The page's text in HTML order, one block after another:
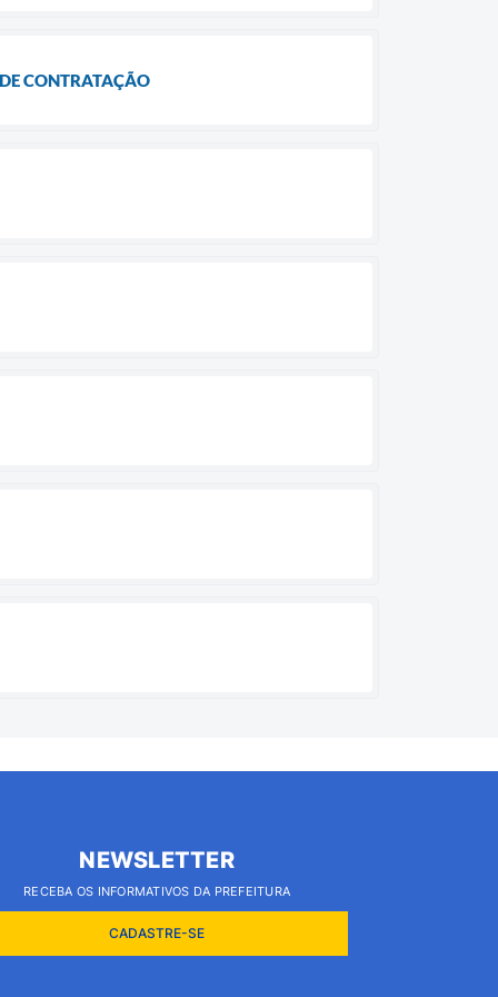
CONTRATAÇÃO
NEWSLETTER
RECEBA OS INFORMATIVOS DA PREFEITURA
CADASTRE-SE